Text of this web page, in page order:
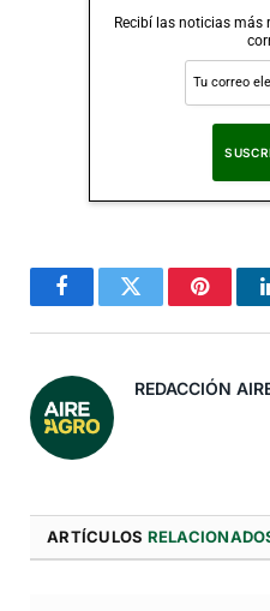
Recibí las noticias más
FacebookTwitter
REDACCIÓN
ARTÍCULOS